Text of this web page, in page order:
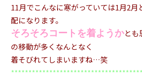
11月でこんなに寒がっていては1月2月
配になります。
そろそろコートを着ようかとも
の移動が多くなんとなく
着そびれてしまいますね…笑